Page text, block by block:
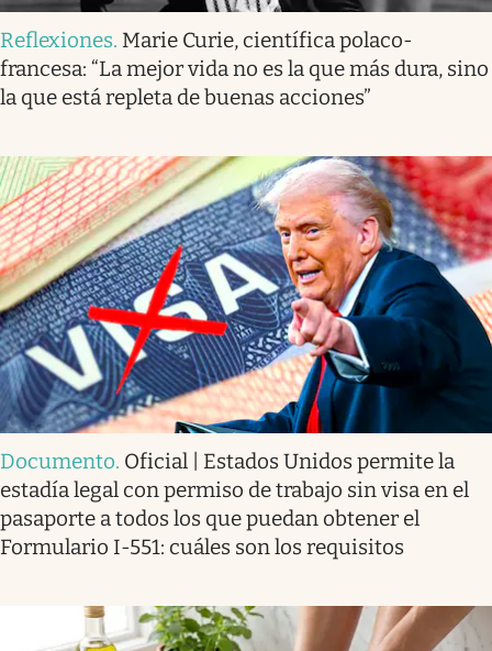
Reflexiones. Marie Curie, científica polaco-
francesa: “La mejor vida no es la que más dura, sino
la que está repleta de buenas acciones”
Documento. Oficial | Estados Unidos permite la
estadía legal con permiso de trabajo sin visa en el
pasaporte a todos los que puedan obtener el
Formulario I-551: cuáles son los requisitos